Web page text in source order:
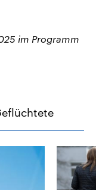
im Programm